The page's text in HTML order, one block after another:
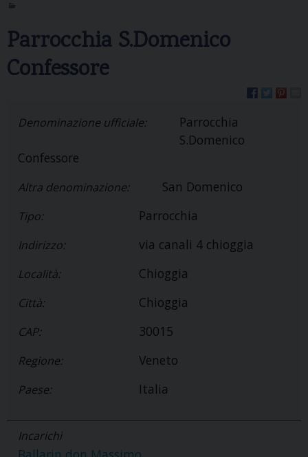
Parrocchia S.Domenico
Confessore
Denominazione ufficiale:
Parrocchia
S.Domenico
Confessore
Altra denominazione: San Domenico
Tipo: Parrocchia
Indirizzo: via canali 4 chioggia
Località: Chioggia
Città: Chioggia
CAP: 30015
Regione: Veneto
Paese: Italia
Incarichi